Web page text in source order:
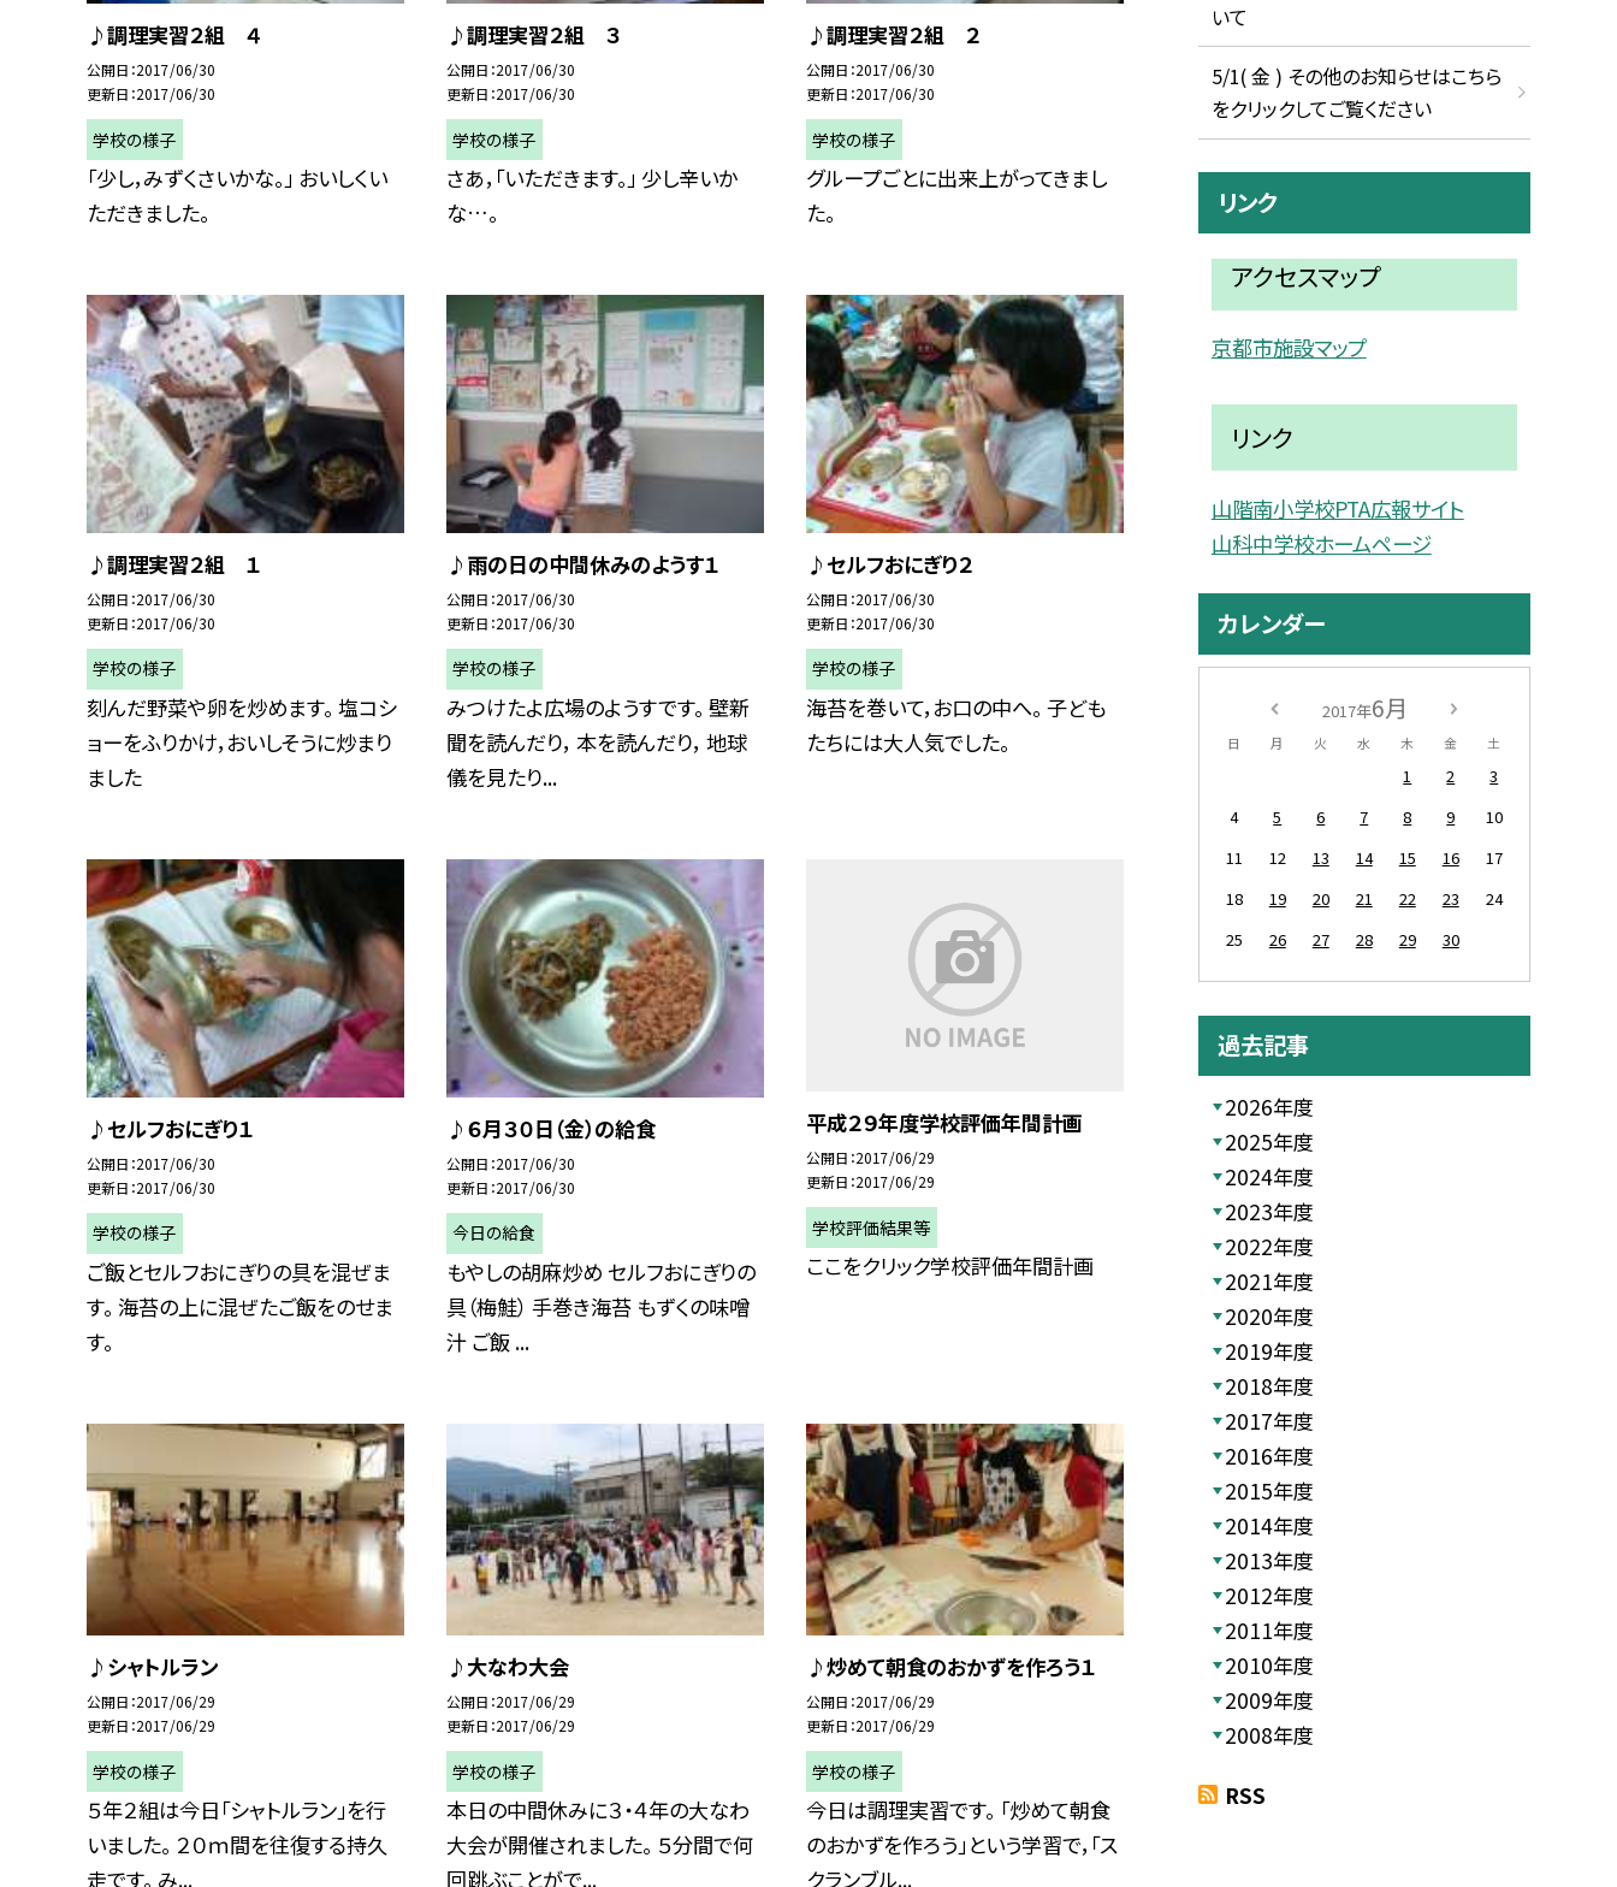
♪調理実習２組 ４
公開日 2017/06/30
更新日 2017/06/30
学校の様子
「少し，みずくさいかな。」 おいしくい
ただきました。
♪調理実習２組 ３
公開日 2017/06/30
更新日 2017/06/30
学校の様子
さあ，「いただきます。」 少し辛いか
な…。
♪調理実習２組 ２
公開日 2017/06/30
更新日 2017/06/30
学校の様子
グループごとに出来上がってきまし
た。
♪調理実習２組 １
公開日 2017/06/30
更新日 2017/06/30
学校の様子
刻んだ野菜や卵を炒めます。 塩コシ
ョーをふりかけ，おいしそうに炒まり
ました
♪雨の日の中間休みのようす１
公開日 2017/06/30
更新日 2017/06/30
学校の様子
みつけたよ広場のようすです。 壁新
聞を読んだり， 本を読んだり， 地球
儀を見たり...
♪セルフおにぎり２
公開日 2017/06/30
更新日 2017/06/30
学校の様子
海苔を巻いて，お口の中へ。 子ども
たちには大人気でした。
♪セルフおにぎり１
公開日 2017/06/30
更新日 2017/06/30
学校の様子
ご飯とセルフおにぎりの具を混ぜま
す。 海苔の上に混ぜたご飯をのせま
す。
♪６月３０日（金）の給食
公開日 2017/06/30
更新日 2017/06/30
今日の給食
もやしの胡麻炒め セルフおにぎりの
具（梅鮭） 手巻き海苔 もずくの味噌
汁 ご飯 ...
平成２９年度学校評価年間計画
公開日 2017/06/29
更新日 2017/06/29
学校評価結果等
ここをクリック学校評価年間計画
♪シャトルラン
公開日 2017/06/29
更新日 2017/06/29
学校の様子
５年２組は今日「シャトルラン」を行
いました。 ２０ｍ間を往復する持久
走です。 み...
♪大なわ大会
公開日 2017/06/29
更新日 2017/06/29
学校の様子
本日の中間休みに３・４年の大なわ
大会が開催されました。 ５分間で何
回跳ぶことがで...
♪炒めて朝食のおかずを作ろう１
公開日 2017/06/29
更新日 2017/06/29
学校の様子
今日は調理実習です。 「炒めて朝食
のおかずを作ろう」という学習で，「ス
クランブル...
いて
5/1( 金 ) その他のお知らせはこちら
をクリックしてご覧ください
リンク
アクセスマップ
京都市施設マップ
リンク
山階南小学校PTA広報サイト
山科中学校ホームページ
カレンダー
2017年6月
日 月 火 水 木 金 土
1 2
3
4
5 6 7 8 9
10
11
12 13 14 15 16
17
18
19 20 21 22 23
24
25
26 27 28 29 30
過去記事
2026年度
2025年度
2024年度
2023年度
2022年度
2021年度
2020年度
2019年度
2018年度
2017年度
2016年度
2015年度
2014年度
2013年度
2012年度
2011年度
2010年度
2009年度
2008年度
RSS